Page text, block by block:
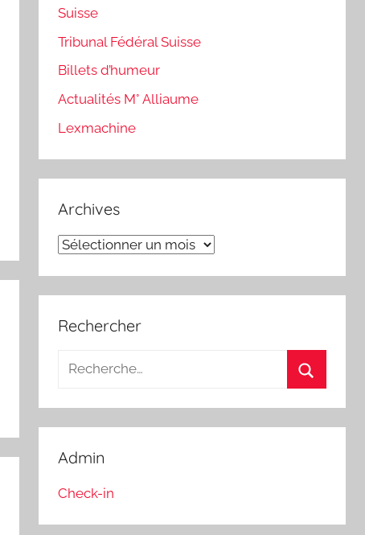
Suisse
Tribunal Fédéral Suisse
Billets d’humeur
Actualités M° Alliaume
Lexmachine
Archives
Archives
Rechercher
Recherche
:
Admin
Check-in